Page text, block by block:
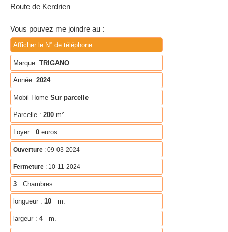
Route de Kerdrien
Vous pouvez me joindre au :
Afficher le N° de téléphone
Marque: TRIGANO
Année: 2024
Mobil Home Sur parcelle
Parcelle : 200 m²
Loyer : 0 euros
Ouverture : 09-03-2024
Fermeture : 10-11-2024
3 Chambres.
longueur : 10 m.
largeur : 4 m.